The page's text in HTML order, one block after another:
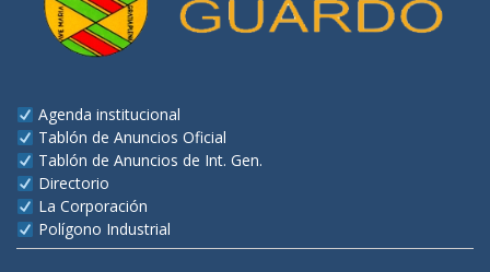
Agenda institucional
Tablón de Anuncios Oficial
Tablón de Anuncios de Int. Gen.
Directorio
La Corporación
Polígono Industrial